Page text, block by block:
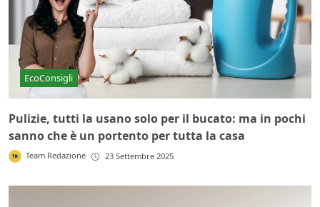
EcoConsigli
Pulizie, tutti la usano solo per il bucato: ma in pochi
sanno che è un portento per tutta la casa
Team Redazione 23 Settembre 2025